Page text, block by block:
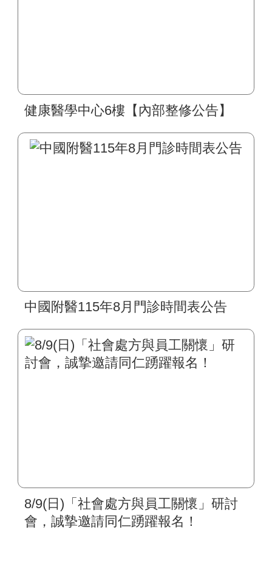
健康醫學中心6樓【內部整修公告】
中國附醫115年8月門診時間表公告
8/9(日)「社會處方與員工關懷」研討
會，誠摯邀請同仁踴躍報名！